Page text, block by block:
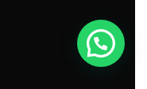
Powered byJoinchat